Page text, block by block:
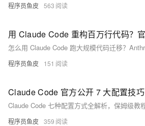
程序员鱼皮 563
用 Claude Code 重构百万行代码？
程序员鱼皮 151
Claude Code 官方公开 7 大配置技巧
程序员鱼皮 359